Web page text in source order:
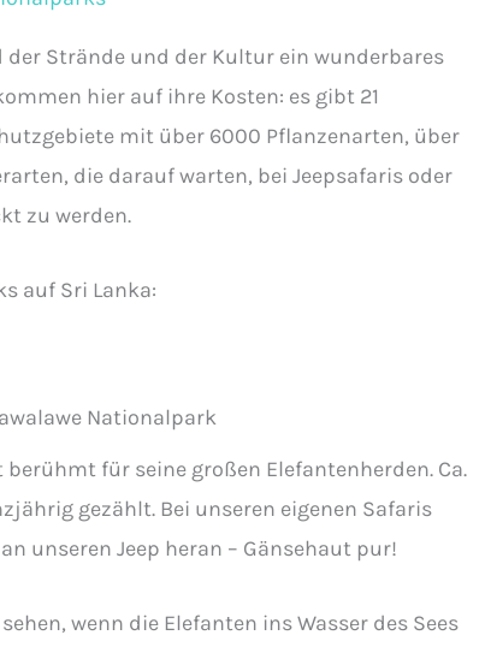
Strände und der Kultur ein wunderbares
hier auf ihre Kosten: es gibt 21
mit über 6000 Pflanzenarten, über
die darauf warten, bei Jeepsafaris oder
zu werden.
auf Sri Lanka:
für seine großen Elefantenherden. Ca.
gezählt. Bei unseren eigenen Safaris
unseren Jeep heran – Gänsehaut pur!
wenn die Elefanten ins Wasser des Sees